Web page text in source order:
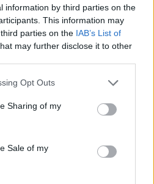
information by third parties on the
This information may
parties on the IAB’s List of
may further disclose it to other
Opt Outs
Sharing of my
Sale of my
kapcsolatos kockázatok
mindig nem ez az alap
de kétségtelen, hogy
is a recesszió felé
nem ad...
hírarchívumához